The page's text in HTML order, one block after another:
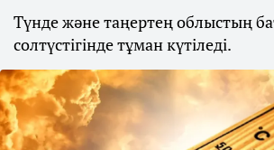
Түнде және таңертең облыстың
солтүстігінде тұман күтіледі.